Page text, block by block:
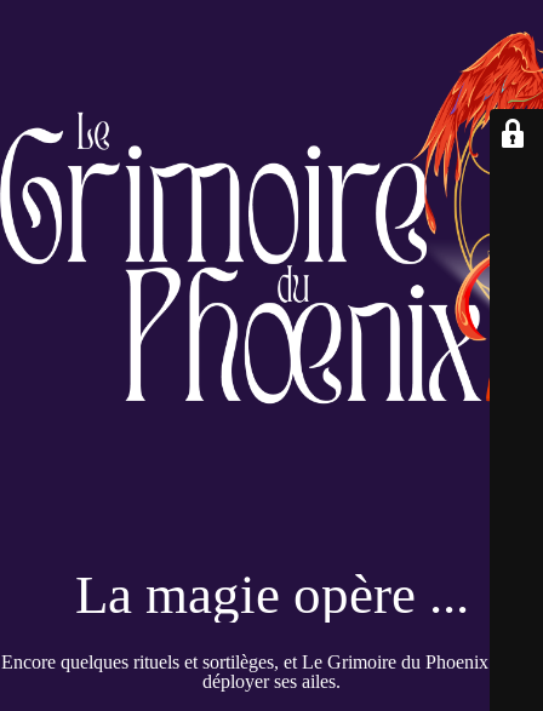
La magie opère ...
Encore quelques rituels et sortilèges, et Le Grimoire du Phoenix pourra
déployer ses ailes.